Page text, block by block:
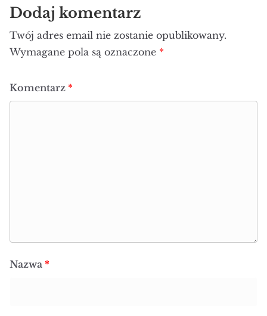
Dodaj komentarz
Twój adres email nie zostanie opublikowany.
Wymagane pola są oznaczone *
Komentarz *
Nazwa *